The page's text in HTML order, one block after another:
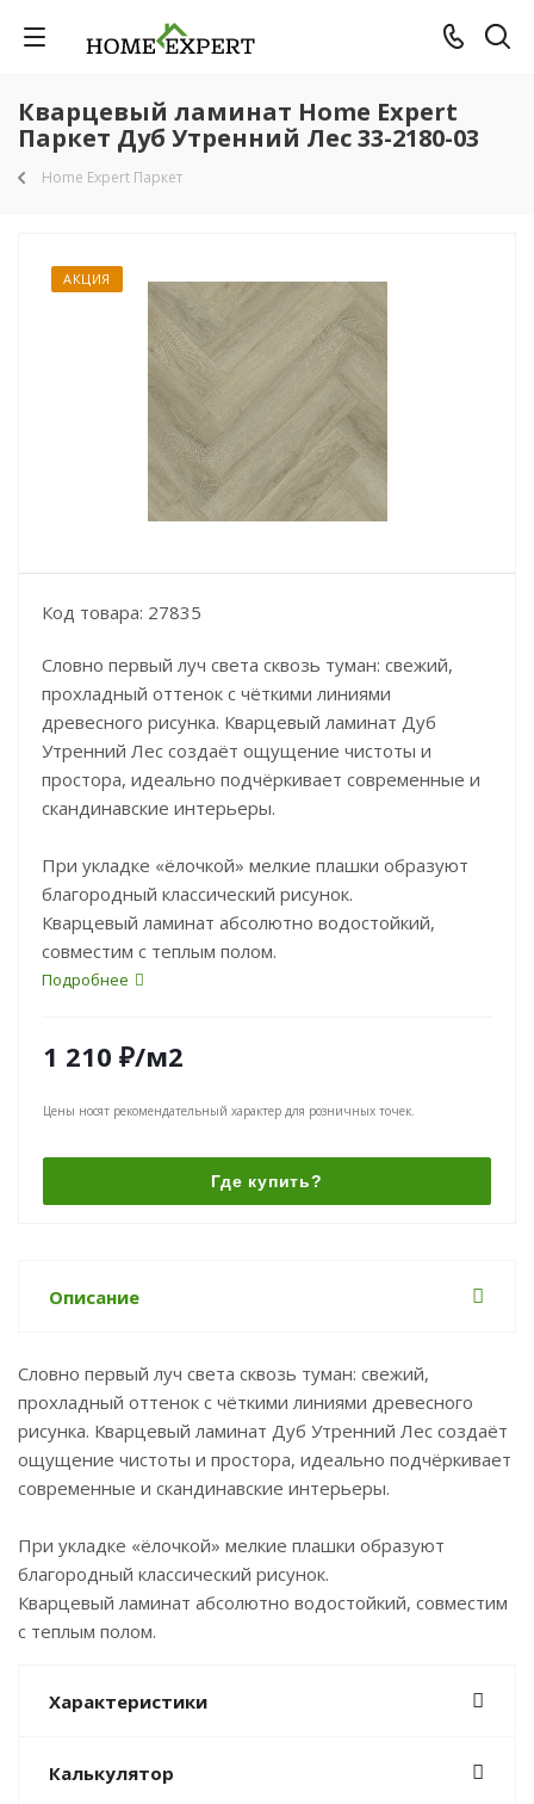
Кварцевый ламинат Home Expert
Паркет Дуб Утренний Лес 33-2180-03
Home Expert Паркет
АКЦИЯ
Код товара: 27835
Словно первый луч света сквозь туман: свежий,
прохладный оттенок с чёткими линиями
древесного рисунка. Кварцевый ламинат Дуб
Утренний Лес создаёт ощущение чистоты и
простора, идеально подчёркивает современные и
скандинавские интерьеры.
При укладке «ёлочкой» мелкие плашки образуют
благородный классический рисунок.
Кварцевый ламинат абсолютно водостойкий,
совместим с теплым полом.
Подробнее
1 210 ₽/м2
Цены носят рекомендательный характер для розничных точек.
Где купить?
Описание
Словно первый луч света сквозь туман: свежий,
прохладный оттенок с чёткими линиями древесного
рисунка. Кварцевый ламинат Дуб Утренний Лес создаёт
ощущение чистоты и простора, идеально подчёркивает
современные и скандинавские интерьеры.
При укладке «ёлочкой» мелкие плашки образуют
благородный классический рисунок.
Кварцевый ламинат абсолютно водостойкий, совместим
с теплым полом.
Характеристики
Калькулятор